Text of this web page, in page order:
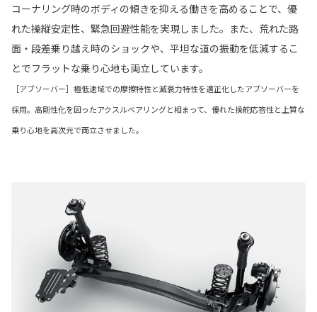
コーナリング時のボディの傾きを抑える働きを高めることで、優
れた操縦安定性、緊急回避性能を実現しました。また、荒れた路
面・段差乗り越え時のショックや、平坦な道の振動を低減するこ
とでフラットな乗り心地も両立しています。
［アブソーバー］極低速域での摩擦特性と減衰力特性を適正化したアブソーバーを
採用。高剛性化を図ったアクスルベアリングと相まって、優れた操舵応答性と上質な
乗り心地を高次元で両立させました。